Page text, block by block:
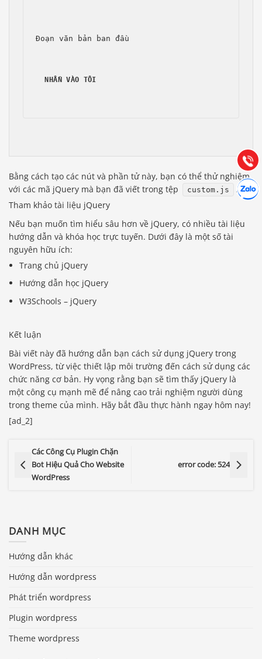
Đoạn văn bản ban đầu
NHẤN VÀO TÔI
Bằng cách tạo các nút và phần tử này, bạn có thể thử nghiệm
với các mã jQuery mà bạn đã viết trong tệp
custom.js
.
Tham khảo tài liệu jQuery
Nếu bạn muốn tìm hiểu sâu hơn về jQuery, có nhiều tài liệu
hướng dẫn và khóa học trực tuyến. Dưới đây là một số tài
nguyên hữu ích:
Trang chủ jQuery
Hướng dẫn học jQuery
W3Schools – jQuery
Kết luận
Bài viết này đã hướng dẫn bạn cách sử dụng jQuery trong
WordPress, từ việc thiết lập môi trường đến cách sử dụng các
chức năng cơ bản. Hy vọng rằng bạn sẽ tìm thấy jQuery là
một công cụ mạnh mẽ để nâng cao trải nghiệm người dùng
trong theme của mình. Hãy bắt đầu thực hành ngay hôm nay!
[ad_2]
Các Công Cụ Plugin Chặn
Bot Hiệu Quả Cho Website
WordPress
error code: 524
DANH MỤC
Hướng dẫn khác
Hướng dẫn wordpress
Phát triển wordpress
Plugin wordpress
Theme wordpress
Gọi
(028) 22.166.144
Chát
Tư vấn
Hợp tác